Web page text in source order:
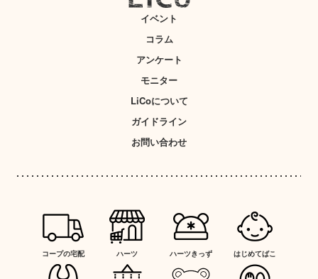
イベント
コラム
アンケート
モニター
LiCoについて
ガイドライン
お問い合わせ
コープの宅配 ハーツ ハーツきっず はじめてばこ